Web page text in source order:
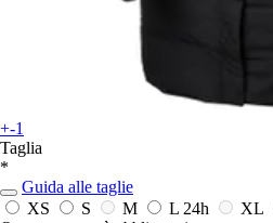
+-1
Taglia
*
Guida alle taglie
XS
S M L 24h XL